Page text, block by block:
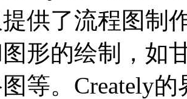
供了流程图制
形的绘制，如
等。Creately